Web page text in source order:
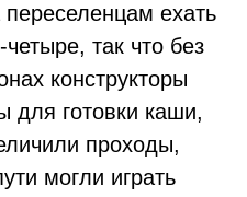
ехать
так что без
конструкторы
для готовки каши,
проходы,
могли играть